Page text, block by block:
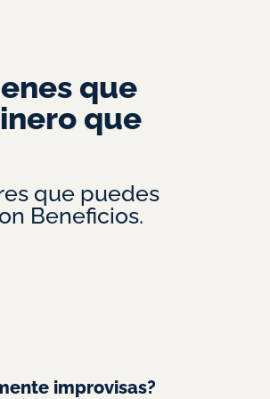
que
que
que puedes
Beneficios.
improvisas?